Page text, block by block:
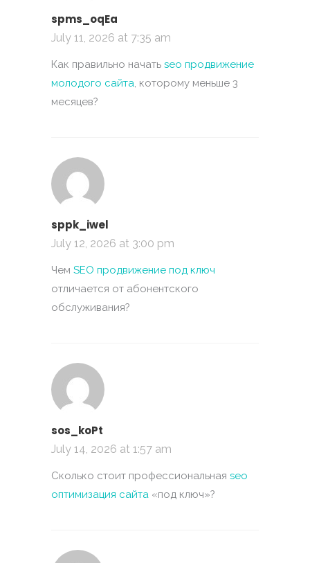
spms_oqEa
July 11, 2026 at 7:35 am
Как правильно начать seo продвижение
молодого сайта, которому меньше 3
месяцев?
sppk_iwel
July 12, 2026 at 3:00 pm
Чем SEO продвижение под ключ
отличается от абонентского
обслуживания?
sos_koPt
July 14, 2026 at 1:57 am
Сколько стоит профессиональная seo
оптимизация сайта «под ключ»?